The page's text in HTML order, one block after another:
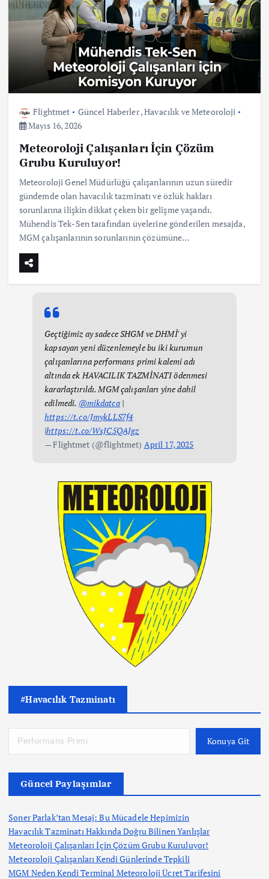
Flightmet Güncel Haberler,Havacılık ve Meteoroloji
Mayıs 16, 2026
Meteoroloji Çalışanları İçin Çözüm
Grubu Kuruluyor!
Meteoroloji Genel Müdürlüğü çalışanlarının uzun süredir
gündemde olan havacılık tazminatı ve özlük hakları
sorunlarına ilişkin dikkat çeken bir gelişme yaşandı.
Mühendis Tek-Sen tarafından üyelerine gönderilen mesajda,
MGM çalışanlarının sorunlarının çözümüne…
Geçtiğimiz ay sadece SHGM ve DHMİ' yi
kapsayan yeni düzenlemeyle bu iki kurumun
çalışanlarına performans primi kalemi adı
altında ek HAVACILIK TAZMİNATI ödenmesi
kararlaştırıldı. MGM çalışanları yine dahil
edilmedi. @mikdatca|
https://t.co/JmykLLS7f4
|https://t.co/WsJC5QAJgz
— Flightmet (@flightmet) April 17, 2025
#Havacılık Tazminatı
Konuya Git
Güncel Paylaşımlar
Soner Parlak’tan Mesaj: Bu Mücadele Hepimizin
Havacılık Tazminatı Hakkında Doğru Bilinen Yanlışlar
Meteoroloji Çalışanları İçin Çözüm Grubu Kuruluyor!
Meteoroloji Çalışanları Kendi Günlerinde Tepkili
MGM Neden Kendi Terminal Meteoroloji Ücret Tarifesini